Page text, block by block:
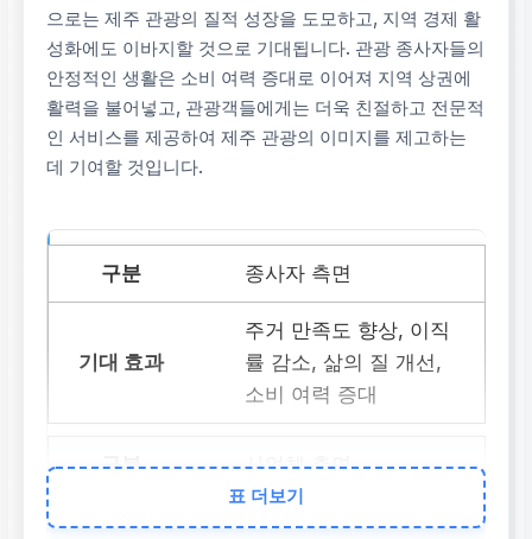
으로는 제주 관광의 질적 성장을 도모하고, 지역 경제 활
성화에도 이바지할 것으로 기대됩니다. 관광 종사자들의
안정적인 생활은 소비 여력 증대로 이어져 지역 상권에
활력을 불어넣고, 관광객들에게는 더욱 친절하고 전문적
인 서비스를 제공하여 제주 관광의 이미지를 제고하는
데 기여할 것입니다.
종사자 측면
주거 만족도 향상, 이직
률 감소, 삶의 질 개선,
소비 여력 증대
사업체 측면
숙련 인력 확보, 서비스
표 더보기